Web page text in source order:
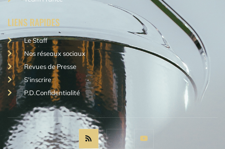
LIENS RAPIDES
Le Staff
Nos réseaux sociaux
Revues de Presse
S'inscrire
P.D.Confidentialité